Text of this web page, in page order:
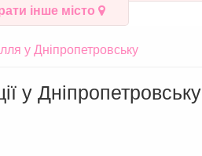
інше місто
у Дніпропетровську
у Дніпропетровську